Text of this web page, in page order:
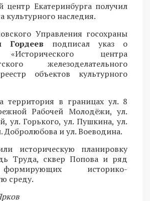
центр Екатеринбурга получил
культурного наследия.
Управления госохраны
Гордеев подписал указ о
центра
железоделательного
объектов культурного
территория в границах ул. 8
Рабочей Молодёжи, ул.
ул. Горького, ул. Пушкина, ул.
Добролюбова и ул. Воеводина.
историческую планировку
Труда, сквер Попова и ряд
историко-
среду.